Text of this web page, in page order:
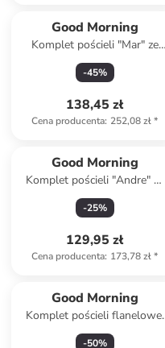
Good Morning
Komplet pościeli "Mar" ze
wzorem
-45%
138,45 zł
Cena producenta: 252,08 zł*
Good Morning
Komplet pościeli "Andre" w
kolorze niebieskim
-25%
129,95 zł
Cena producenta: 173,78 zł*
Good Morning
Komplet pościeli flanelowej
"Niba" w kolorze błękitno-
-50%